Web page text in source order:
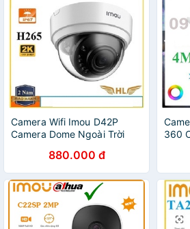
Camera Wifi Imou D42P
Camera Dome Ngoài Trời
Imou F22P 2Mp- Hàng Chính
Hãng
880.000 đ
360